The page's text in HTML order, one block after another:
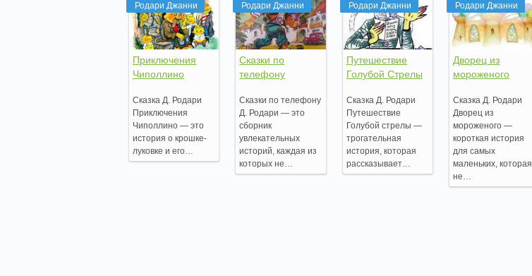
Родари Джанни
Приключения
Чиполлино
Сказка Д. Родари
Приключения
Чиполлино — это
история о крошке-
луковке и его…
Родари Джанни
Сказки по
телефону
Сказки по телефону
Д. Родари — это
сборник
увлекательных
историй, каждая из
которых не…
Родари Джанни
Путешествие
Голубой Стрелы
Сказка Д. Родари
Путешествие
Голубой стрелы —
трогательная
история, которая
рассказывает…
Родари Джанни
Дворец из
мороженого
Сказка Д. Родари
Дворец из
мороженого —
короткая история
для самых
маленьких, которая
не…